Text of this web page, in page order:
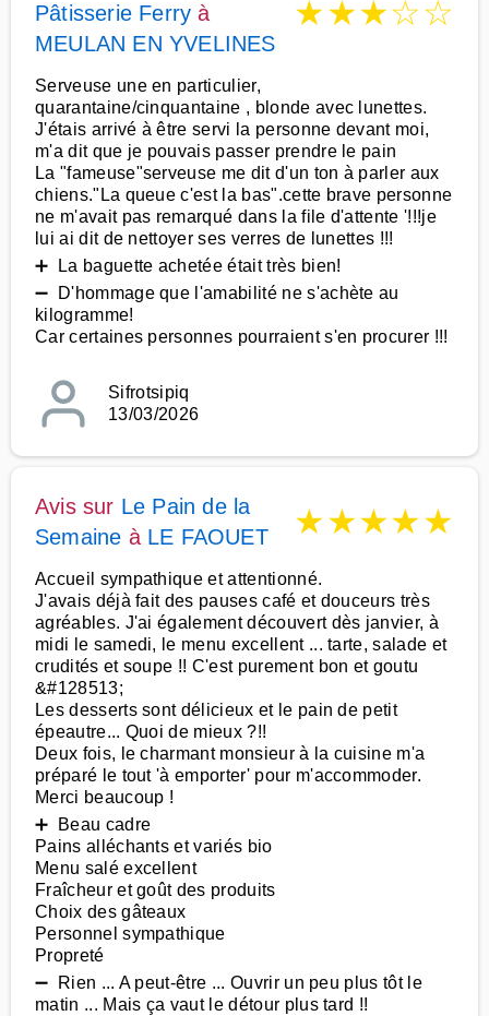
Pâtisserie Ferry à
MEULAN EN YVELINES
★★★☆☆
Serveuse une en particulier,
quarantaine/cinquantaine , blonde avec lunettes.
J'étais arrivé à être servi la personne devant moi,
m'a dit que je pouvais passer prendre le pain
La "fameuse"serveuse me dit d'un ton à parler aux
chiens."La queue c'est la bas".cette brave personne
ne m'avait pas remarqué dans la file d'attente '!!!je
lui ai dit de nettoyer ses verres de lunettes !!!
➕ La baguette achetée était très bien!
➖ D'hommage que l'amabilité ne s'achète au
kilogramme!
Car certaines personnes pourraient s'en procurer !!!
Sifrotsipiq
13/03/2026
Avis sur Le Pain de la
Semaine à LE FAOUET ★★★★★
Accueil sympathique et attentionné.
J'avais déjà fait des pauses café et douceurs très
agréables. J'ai également découvert dès janvier, à
midi le samedi, le menu excellent ... tarte, salade et
crudités et soupe !! C'est purement bon et goutu
&#128513;
Les desserts sont délicieux et le pain de petit
épeautre... Quoi de mieux ?!!
Deux fois, le charmant monsieur à la cuisine m'a
préparé le tout 'à emporter' pour m'accommoder.
Merci beaucoup !
➕ Beau cadre
Pains alléchants et variés bio
Menu salé excellent
Fraîcheur et goût des produits
Choix des gâteaux
Personnel sympathique
Propreté
➖ Rien ... A peut-être ... Ouvrir un peu plus tôt le
matin ... Mais ça vaut le détour plus tard !!